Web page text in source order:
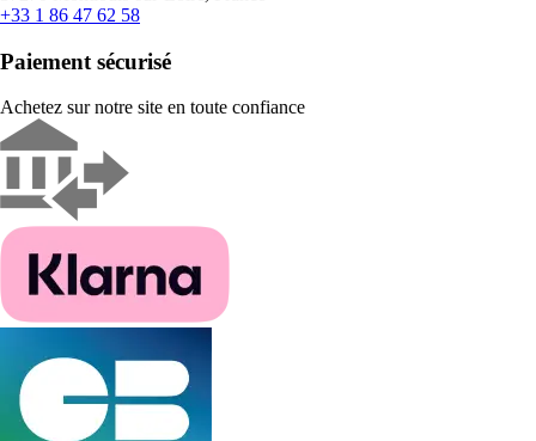
+33 1 86 47 62 58
Paiement sécurisé
Achetez sur notre site en toute confiance